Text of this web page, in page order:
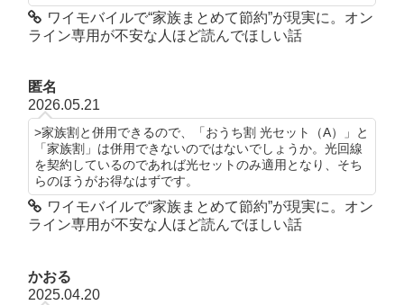
ワイモバイルで“家族まとめて節約”が現実に。オン
ライン専用が不安な人ほど読んでほしい話
匿名
2026.05.21
>家族割と併用できるので、「おうち割 光セット（A）」と
「家族割」は併用できないのではないでしょうか。光回線
を契約しているのであれば光セットのみ適用となり、そち
らのほうがお得なはずです。
ワイモバイルで“家族まとめて節約”が現実に。オン
ライン専用が不安な人ほど読んでほしい話
かおる
2025.04.20